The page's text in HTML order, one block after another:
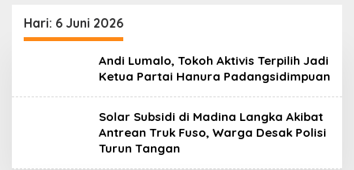
Hari: 6 Juni 2026
Andi Lumalo, Tokoh Aktivis Terpilih Jadi
Ketua Partai Hanura Padangsidimpuan
Solar Subsidi di Madina Langka Akibat
Antrean Truk Fuso, Warga Desak Polisi
Turun Tangan